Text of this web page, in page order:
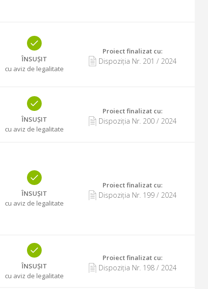
ÎNSUȘIT
cu aviz de legalitate
Proiect finalizat cu:
Dispoziția Nr. 201 / 2024
ÎNSUȘIT
cu aviz de legalitate
Proiect finalizat cu:
Dispoziția Nr. 200/ 2024
ÎNSUȘIT
cu aviz de legalitate
Proiect finalizat cu:
Dispoziția Nr. 199/ 2024
ÎNSUȘIT
cu aviz de legalitate
Proiect finalizat cu:
Dispoziția Nr. 198/ 2024